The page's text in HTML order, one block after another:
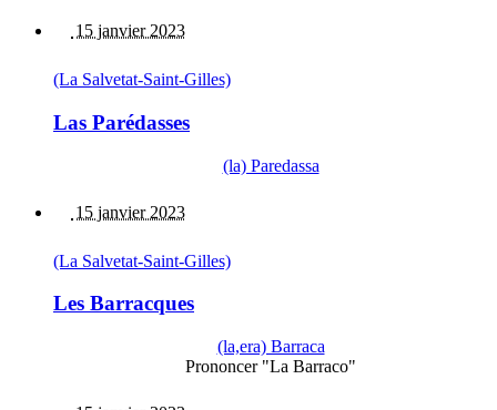
15 janvier 2023
(La Salvetat-Saint-Gilles)
Las Parédasses
(la) Paredassa
15 janvier 2023
(La Salvetat-Saint-Gilles)
Les Barracques
(la,era) Barraca
Prononcer "La Barraco"